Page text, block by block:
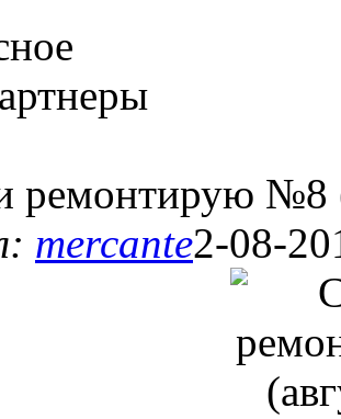
ремонтирую №8
mercante2-08-